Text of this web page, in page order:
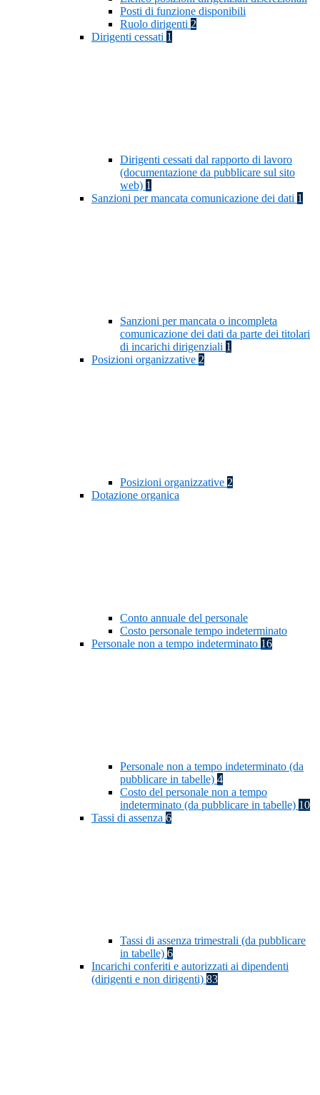
Posti di funzione disponibili
Ruolo dirigenti 2
Dirigenti cessati 1
Dirigenti cessati dal rapporto di lavoro
(documentazione da pubblicare sul sito
web) 1
Sanzioni per mancata comunicazione dei dati 1
Sanzioni per mancata o incompleta
comunicazione dei dati da parte dei titolari
di incarichi dirigenziali 1
Posizioni organizzative 2
Posizioni organizzative 2
Dotazione organica
Conto annuale del personale
Costo personale tempo indeterminato
Personale non a tempo indeterminato 16
Personale non a tempo indeterminato (da
pubblicare in tabelle) 4
Costo del personale non a tempo
indeterminato (da pubblicare in tabelle) 10
Tassi di assenza 6
Tassi di assenza trimestrali (da pubblicare
in tabelle) 6
Incarichi conferiti e autorizzati ai dipendenti
(dirigenti e non dirigenti) 83